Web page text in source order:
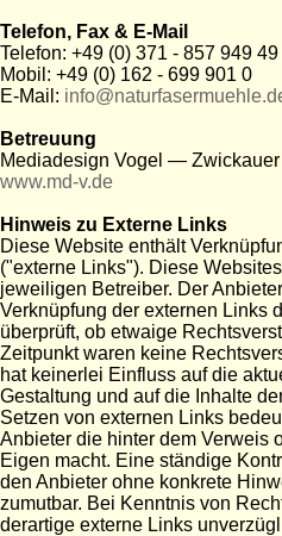
Telefon, Fax & E-Mail
Telefon: +49 (0) 371 - 857 949 49
Mobil: +49 (0) 162 - 699 901 0
E-Mail:
Betreuung
Mediadesign Vogel —
www.md-v.de
Hinweis zu Externe Links
Diese Website enthält
("externe Links"). Diese
jeweiligen Betreiber. Der
Verknüpfung der externen Links
überprüft, ob etwaige
Zeitpunkt waren keine
hat keinerlei Einfluss auf die
Gestaltung und auf die Inhalte
Setzen von externen Links
Anbieter die hinter dem Verweis
Eigen macht. Eine ständige
den Anbieter ohne konkrete
zumutbar. Bei Kenntnis von
derartige externe Links